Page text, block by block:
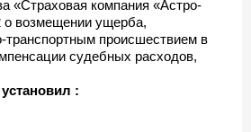
«Страховая компания «Астро-
возмещении ущерба,
транспортным происшествием в
судебных расходов,
установил :